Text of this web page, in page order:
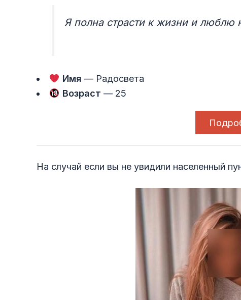
Я полна страсти к жизни и люблю
Имя — Радосвета
Возраст — 25
На случай если вы не увидили населенный